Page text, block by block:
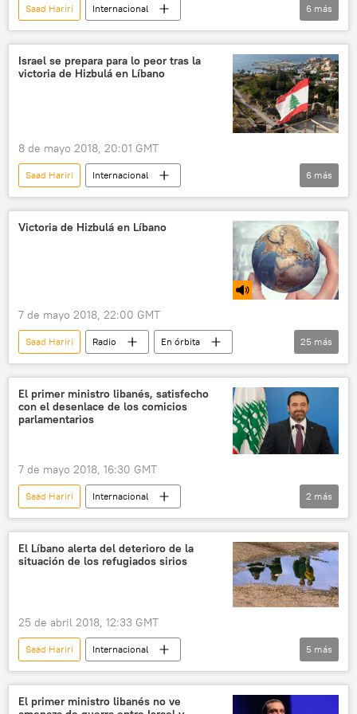
Saad Hariri
Internacional
🌍 Oriente Medio
Rusia
Economía
Líbano
Vladímir Putin
comercio
noticias
6 más
Israel se prepara para lo peor tras la
victoria de Hizbulá en Líbano
8 de mayo 2018, 20:01 GMT
Saad Hariri
Internacional
🌍 Oriente Medio
Israel
Irán
Líbano
Hamás
6 más
Victoria de Hizbulá en Líbano
7 de mayo 2018, 22:00 GMT
Saad Hariri Radio
En órbita
Cuba
Arabia Saudita
Colombia
Irán
Beirut
Ecuador
Líbano
La Habana
Vladímir Putin
Gobierno de Colombia
Ejército de Liberación Nacional (ELN) de Colombia
Gobierno de Ecuador
Universidad Nacional de Villa María
mandato
primer ministro
25 más
El primer ministro libanés, satisfecho
con el desenlace de los comicios
parlamentarios
7 de mayo 2018, 16:30 GMT
Saad Hariri
Internacional
🌍 Oriente Medio
Líbano noticias
2 más
El Líbano alerta del deterioro de la
situación de los refugiados sirios
25 de abril 2018, 12:33 GMT
Saad Hariri
Internacional
🌍 Oriente Medio
Siria
Líbano
ONU
refugiados
5 más
El primer ministro libanés no ve